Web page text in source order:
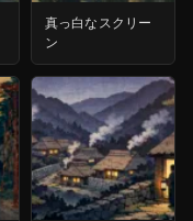
真っ白なスクリー
ン